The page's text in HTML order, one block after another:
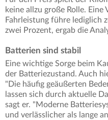
keine allzu große Rolle.
Fahrleistung führe lediglich
zwei Prozent, ergab die
Batterien sind stabil
Eine wichtige Sorge beim
der Batteriezustand. Auch
"Die häufig geäußerten
lassen sich durch aktuelle
sagt er. "Moderne
und verlässlicher als lange